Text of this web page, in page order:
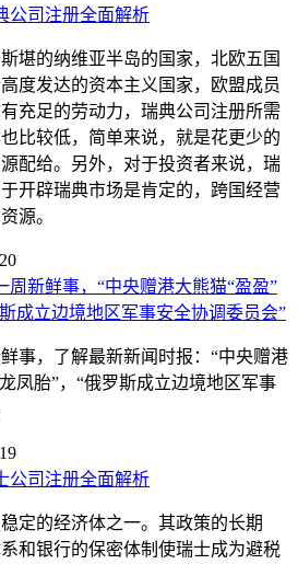
公司注册全面解析
堪的纳维亚半岛的国家，北欧五国
度发达的资本主义国家，欧盟成员
充足的劳动力，瑞典公司注册所需
比较低，简单来说，就是花更少的
配给。另外，对于投资者来说，瑞
开辟瑞典市场是肯定的，跨国经营
源。
周新鲜事，“中央赠港大熊猫“盈盈”
成立边境地区军事安全协调委员会”
事，了解最新新闻时报：“中央赠港
凤胎”，“俄罗斯成立边境地区军事
公司注册全面解析
定的经济体之一。其政策的长期
和银行的保密体制使瑞士成为避税